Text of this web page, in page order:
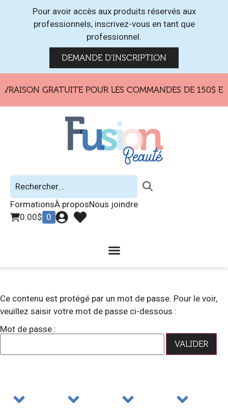
Pour avoir accès aux produits réservés aux
professionnels, inscrivez-vous en tant que
professionnel.
DEMANDE D'INSCRIPTION
GRATUITE POUR LES COMMANDES DE 150$
FormationsÀ proposNous joindre
0.00$ 0
Ce contenu est protégé par un mot de passe. Pour le voir,
veuillez saisir votre mot de passe ci-dessous :
Mot de passe :